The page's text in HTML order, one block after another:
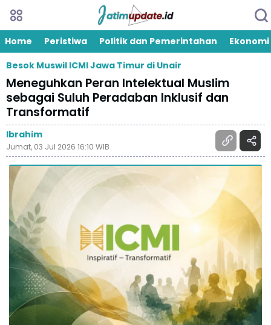
Home Peristiwa Politik dan Pemerintahan
Ekonomi
Besok Muswil ICMI Jawa Timur di Unair
Meneguhkan Peran Intelektual Muslim
sebagai Suluh Peradaban Inklusif dan
Transformatif
Ibrahim
Jumat, 03 Jul 2026 16:10 WIB